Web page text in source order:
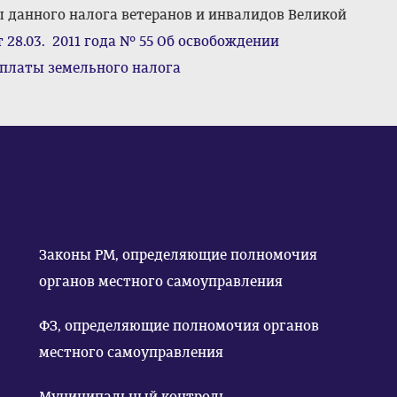
налога ветеранов и инвалидов Великой
28.03. 2011 года № 55 Об освобождении
земельного налога
Законы РМ, определяющие полномочия
органов местного самоуправления
ФЗ, определяющие полномочия органов
местного самоуправления